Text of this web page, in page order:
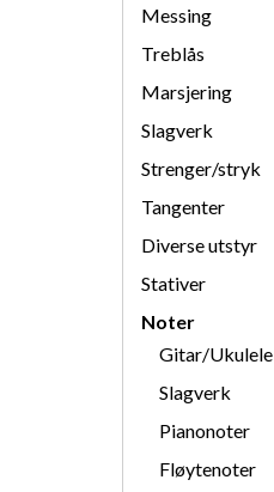
Messing
Treblås
Marsjering
Slagverk
Strenger/stryk
Tangenter
Diverse utstyr
Stativer
Noter
Gitar/Ukulele
Slagverk
Pianonoter
Fløytenoter